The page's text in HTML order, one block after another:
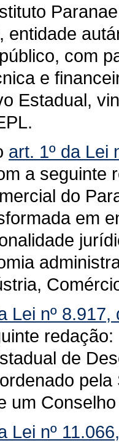
entidade
com
e
Estadual,
art. 1º da Lei
a seguinte
do
em
Lei nº
redação:
de
um
Lei nº